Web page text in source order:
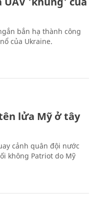
bắn hạ thành công
của Ukraine.
lửa Mỹ ở tây
cảnh quân đội nước
không Patriot do Mỹ